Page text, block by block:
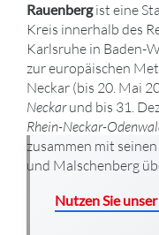
Rauenbergist eine
Kreis innerhalb des
Karlsruhe in Baden-
zur europäischen
Neckar (bis 20. Mai
Neckarund bis 31.
Rhein-Neckar-
zusammen mit
und Malschenberg
Nutzen Sie